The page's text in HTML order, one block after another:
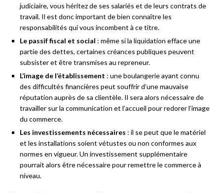
judiciaire, vous héritez de ses salariés et de leurs contrats de
travail. Il est donc important de bien connaître les
responsabilités qui vous incombent à ce titre.
Le passif fiscal et social : même si la liquidation efface une
partie des dettes, certaines créances publiques peuvent
subsister et être transmises au repreneur.
L’image de l’établissement : une boulangerie ayant connu
des difficultés financières peut souffrir d’une mauvaise
réputation auprès de sa clientèle. Il sera alors nécessaire de
travailler sur la communication et l’accueil pour redorer l’image
du commerce.
Les investissements nécessaires : il se peut que le matériel
et les installations soient vétustes ou non conformes aux
normes en vigueur. Un investissement supplémentaire
pourrait alors être nécessaire pour remettre le commerce à
niveau.